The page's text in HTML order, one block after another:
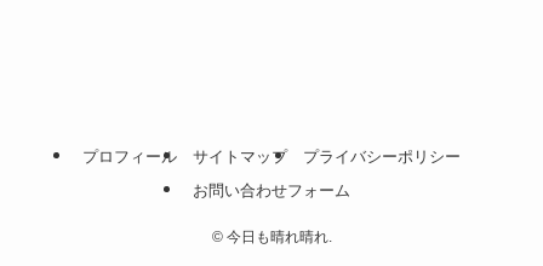
プロフィール サイトマップ
プライバシーポリシー
お問い合わせフォーム
©今日も晴れ晴れ.